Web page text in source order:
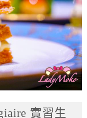
實習生